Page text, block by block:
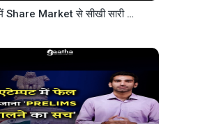
20 साल में Share Market से सीखी सारी बातें बता दूंगा